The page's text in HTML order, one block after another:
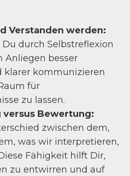
Verstanden werden:
durch Selbstreflexion
Anliegen besser
klarer kommunizieren
für
zu lassen.
versus Bewertung:
zwischen dem,
was wir interpretieren,
Fähigkeit hilft Dir,
zu entwirren und auf